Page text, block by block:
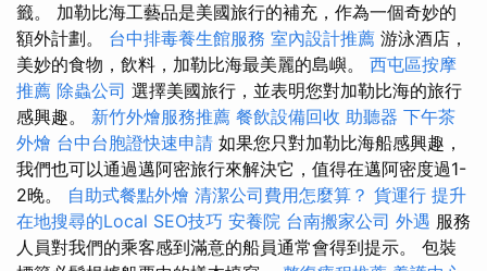
籤。 加勒比海工藝品是美國旅行的補充，作為一個奇妙的
額外計劃。 台中排毒養生館服務 室內設計推薦 游泳酒店，
美妙的食物，飲料，加勒比海最美麗的島嶼。 西屯區按摩
推薦 除蟲公司 選擇美國旅行，並表明您對加勒比海的旅行
感興趣。 新竹外燴服務推薦 餐飲設備回收 助聽器 下午茶
外燴 台中台胞證快速申請 如果您只對加勒比海船感興趣，
我們也可以通過邁阿密旅行來解決它，值得在邁阿密度過1-
2晚。 自助式餐點外燴 清潔公司費用怎麼算？ 貨運行 提升
在地搜尋的Local SEO技巧 安養院 台南搬家公司 外遇 服務
人員對我們的乘客感到滿意的船員通常會得到提示。 包裝